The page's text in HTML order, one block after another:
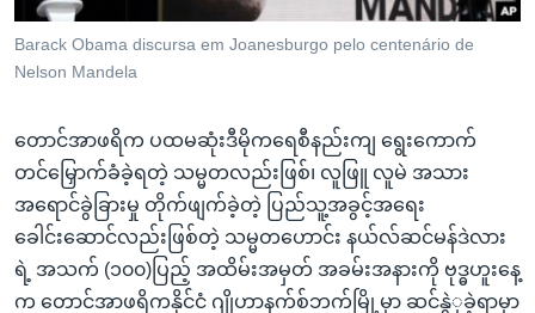
ကျော်
ကြည့်
ရန်
ရန်
နေရာ
သို့
ကျော်
ရန်
Barack Obama discursa em Joanesburgo pelo centenário de
Nelson Mandela
တောင်အာဖရိက ပထမဆုံးဒီမိုကရေစီနည်းကျ ရွေးကောက်
တင်မြှောက်ခံခဲ့ရတဲ့ သမ္မတလည်းဖြစ်၊ လူဖြူ လူမဲ အသား
အရောင်ခွဲခြားမှု တိုက်ဖျက်ခဲ့တဲ့ ပြည်သူ့အခွင့်အရေး
ခေါင်းဆောင်လည်းဖြစ်တဲ့ သမ္မတဟောင်း နယ်လ်ဆင်မန်ဒဲလား
ရဲ့ အသက် (၁၀၀)ပြည့် အထိမ်းအမှတ် အခမ်းအနားကို ဗုဒ္ဓဟူးနေ့
က တောင်အာဖရိကနိုင်ငံ ဂျိုဟာနက်စ်ဘက်မြို့မှာ ဆင်နွဲှခဲ့ရာမှာ